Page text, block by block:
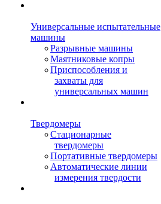
Универсальные испытательные
машины
Разрывные машины
Маятниковые копры
Приспособления и
захваты для
универсальных машин
Твердомеры
Стационарные
твердомеры
Портативные твердомеры
Автоматические линии
измерения твердости